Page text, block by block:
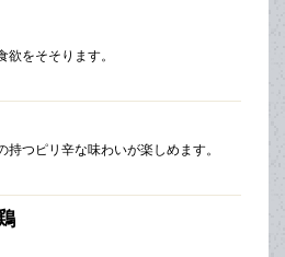
をそそります。
つピリ辛な味わいが楽しめます。